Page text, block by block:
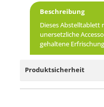
Beschreibung
Dieses Abstelltablett
unersetzliche
gehaltene
Produktsicherheit